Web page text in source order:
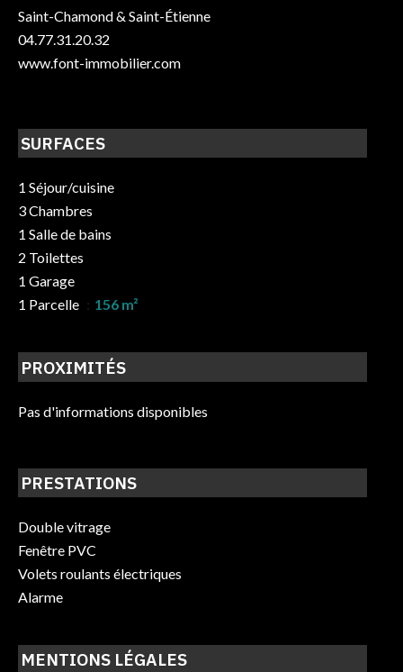
Saint-Chamond & Saint-Étienne
04.77.31.20.32
www.font-immobilier.com
SURFACES
1 Séjour/cuisine
3 Chambres
1 Salle de bains
2 Toilettes
1 Garage
1 Parcelle
156 m²
PROXIMITÉS
Pas d'informations disponibles
PRESTATIONS
Double vitrage
Fenêtre PVC
Volets roulants électriques
Alarme
MENTIONS LÉGALES